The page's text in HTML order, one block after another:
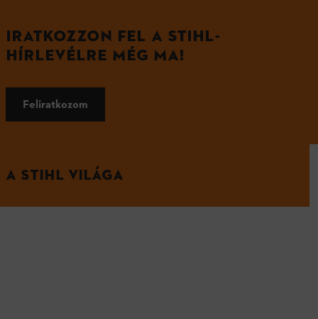
IRATKOZZON FEL A STIHL-
HÍRLEVÉLRE MÉG MA!
Feliratkozom
A STIHL VILÁGA